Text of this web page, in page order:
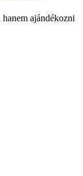
ajándékozni